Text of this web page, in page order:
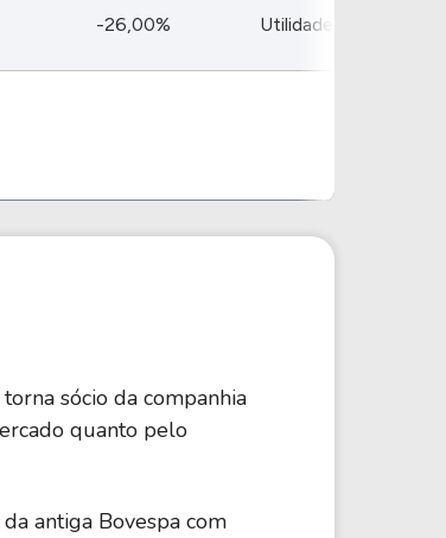
-26,00% Utilidade Pública
sócio da companhia
quanto pelo
antiga Bovespa com